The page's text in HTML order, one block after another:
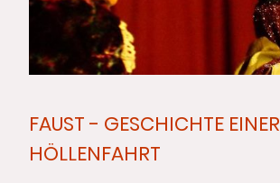
FAUST - GESCHICHTE EINER
HÖLLENFAHRT